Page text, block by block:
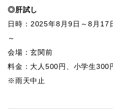
◎肝試し
日時：2025年8月9日～8月
～
会場：玄関前
料金：大人500円、小学生
※雨天中止